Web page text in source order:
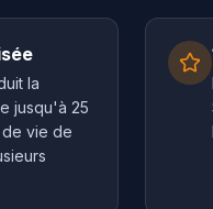
la
jusqu'à 25
vie de